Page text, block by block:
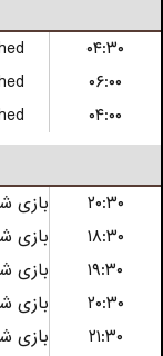
۰۴:۳۰
۰۶:۰۰
۰۴:۰۰
۲۰:۳۰
۱۸:۳۰
۱۹:۳۰
۲۰:۳۰
۲۱:۳۰